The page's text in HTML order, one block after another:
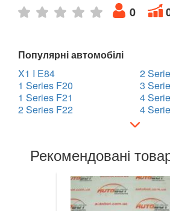
7 Series G11/G12
i3 l01
i8 l12/l15
0
Популярні автомобілі
X1 I E84
1 Series F20
1 Series F21
2 Series F22
2
3
4
4
Рекомендовані